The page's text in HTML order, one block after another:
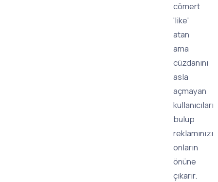
cömert
'like'
atan
ama
cüzdanını
asla
açmayan
kullanıcıları
bulup
reklamınızı
onların
önüne
çıkarır.